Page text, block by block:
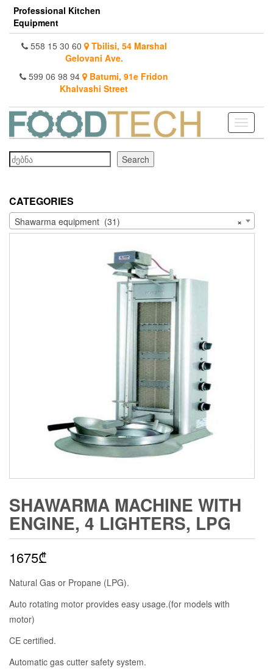
Skip
the
content
Professional Kitchen
Equipment
558 15 30 60
Tbilisi, 54 Marshal
Gelovani Ave.
599 06 98 94
Batumi, 91e Fridon
Khalvashi Street
Toggle
Search
Search
CATEGORIES
×
Shawarma equipment (31)
SHAWARMA MACHINE WITH
ENGINE, 4 LIGHTERS, LPG
1675₾
Natural Gas or Propane (LPG).
Auto rotating motor provides easy usage.(for models with
motor)
CE certified.
Automatic gas cutter safety system.